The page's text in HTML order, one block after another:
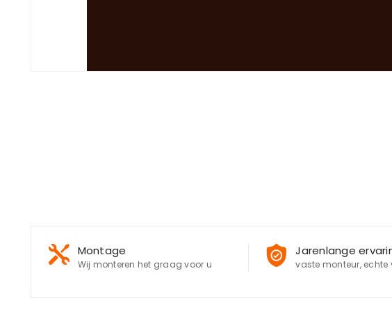
Montage
Wij monteren het graag voor u
Jarenlange
vaste monteur,